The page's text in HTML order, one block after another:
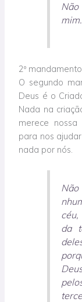
2º
O segundo
Deus é o
Nada na
merece
para nos
nada por nós.
da